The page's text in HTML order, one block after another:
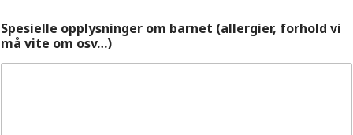
Spesielle opplysninger om barnet (allergier, forhold vi
må vite om osv…)